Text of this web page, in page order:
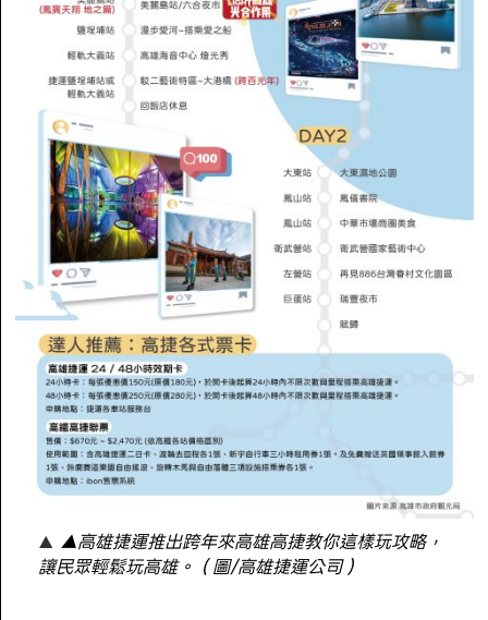
▲高雄捷運推出跨年來高雄高捷教你這樣玩攻略，
讓民眾輕鬆玩高雄。（圖/高雄捷運公司）